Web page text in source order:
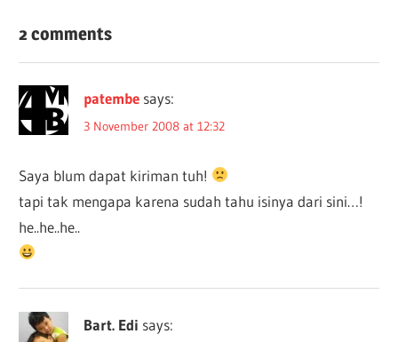
2 comments
patembe says:
3 November 2008 at 12:32
Saya blum dapat kiriman tuh!
tapi tak mengapa karena sudah tahu isinya dari sini…!
he..he..he..
Bart. Edi says: